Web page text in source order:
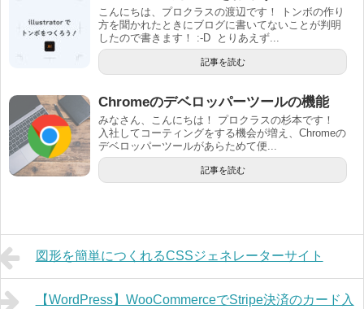
こんにちは、プロクラスの渡辺です！ トンボの作り
方を聞かれたときにブログに書いてないことが判明
したので書きます！ :-D とりあえず...
記事を読む
Chromeのデベロッパーツールの機能
みなさん、こんにちは！ プロクラスの杉本です！
入社してコーティングをする機会が増え、Chromeの
デベロッパーツールがあらためて便...
記事を読む
図形を簡単につくれるCSSジェネレーターサイト
【WordPress】WooCommerceでStripe決済のカード入